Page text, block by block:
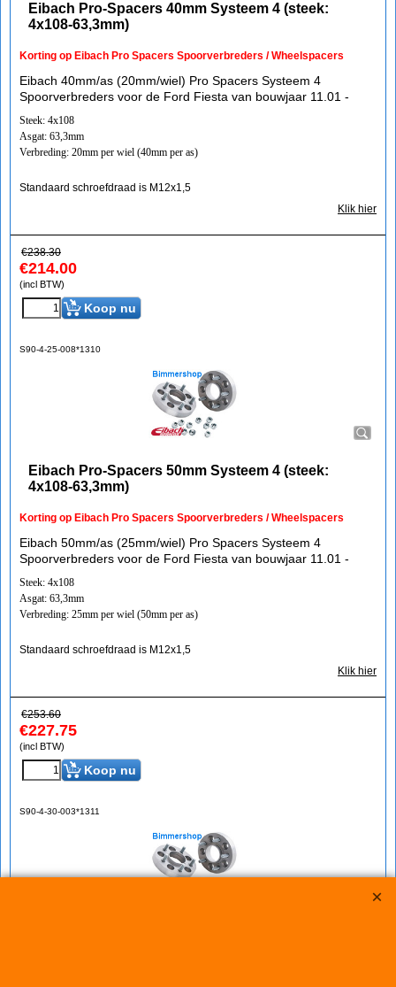
Eibach Pro-Spacers 40mm Systeem 4 (steek:
4x108-63,3mm)
Korting op Eibach Pro Spacers Spoorverbreders / Wheelspacers
Eibach 40mm/as (20mm/wiel) Pro Spacers Systeem 4
Spoorverbreders voor de Ford Fiesta van bouwjaar 11.01 -
Steek: 4x108
Asgat: 63,3mm
Verbreding: 20mm per wiel (40mm per as)
Standaard schroefdraad is M12x1,5
Klik hier
€238.30
€214.00
(incl BTW)
Koop nu
S90-4-25-008*1310
Eibach Pro-Spacers 50mm Systeem 4 (steek:
4x108-63,3mm)
Korting op Eibach Pro Spacers Spoorverbreders / Wheelspacers
Eibach 50mm/as (25mm/wiel) Pro Spacers Systeem 4
Spoorverbreders voor de Ford Fiesta van bouwjaar 11.01 -
Steek: 4x108
Asgat: 63,3mm
Verbreding: 25mm per wiel (50mm per as)
Standaard schroefdraad is M12x1,5
Klik hier
€253.60
€227.75
(incl BTW)
Koop nu
S90-4-30-003*1311